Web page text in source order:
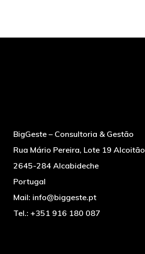
BigGeste – Consultoria & Gestão
Rua Mário Pereira, Lote 19 Alcoitão
2645-284 Alcabideche
Portugal
Mail: info@biggeste.pt
Tel.: +351 916 180 087